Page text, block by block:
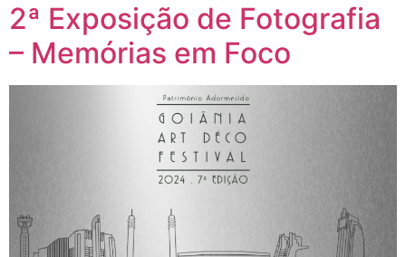
2ª Exposição de Fotografia
– Memórias em Foco